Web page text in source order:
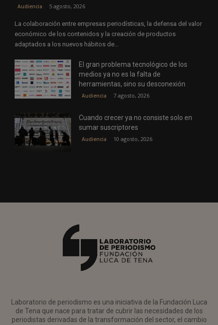
Audiencia 5 agosto, 2026
La colaboración entre empresas periodísticas, la defensa del valor
económico de los contenidos y la creación de productos
adaptados a los nuevos hábitos de...
El gran problema tecnológico de los
medios ya no es la falta de
herramientas, sino su desconexión
Audiencia 7 agosto, 2026
Cuando crecer ya no consiste solo en
sumar suscriptores
Audiencia 10 agosto, 2026
Laboratorio de periodismo es una iniciativa de la Fundación Luca
de Tena que nace para tratar de cubrir las necesidades de los
periodistas derivadas de la transformación del sector, el cambio